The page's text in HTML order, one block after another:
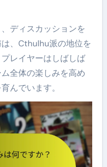
ディスカッションを
、Cthulhu派の地位を
レイヤーはしばしば
全体の楽しみを高め
んでいます。